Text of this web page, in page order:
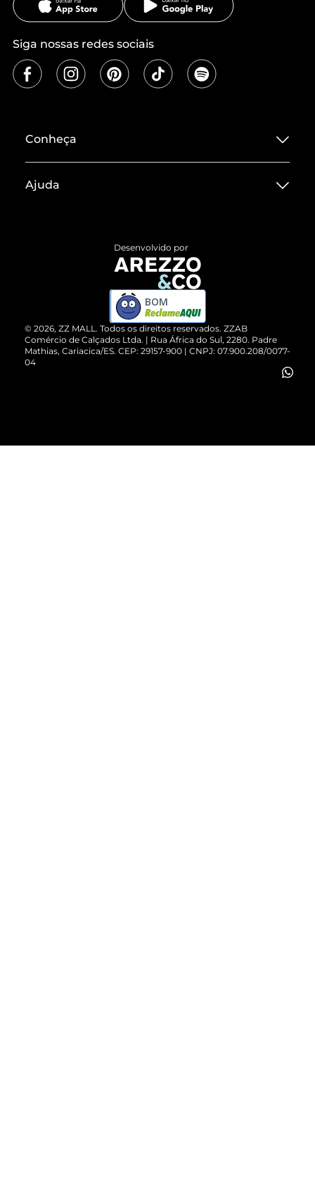
Siga nossas redes sociais
Conheça
Termos de Uso
ZZ MALL é confiável
Cartão Presente
Vendas Corporativas
Ajuda
Devolução do Produto
Compre pelo WhatsApp
© 2026, ZZ MALL. Todos os direitos reservados. ZZAB
Comércio de Calçados Ltda. | Rua África do Sul, 2280. Padre
Mathias, Cariacica/ES. CEP: 29157-900 | CNPJ: 07.900.208/0077-
04
Desenvolvido por
BOM